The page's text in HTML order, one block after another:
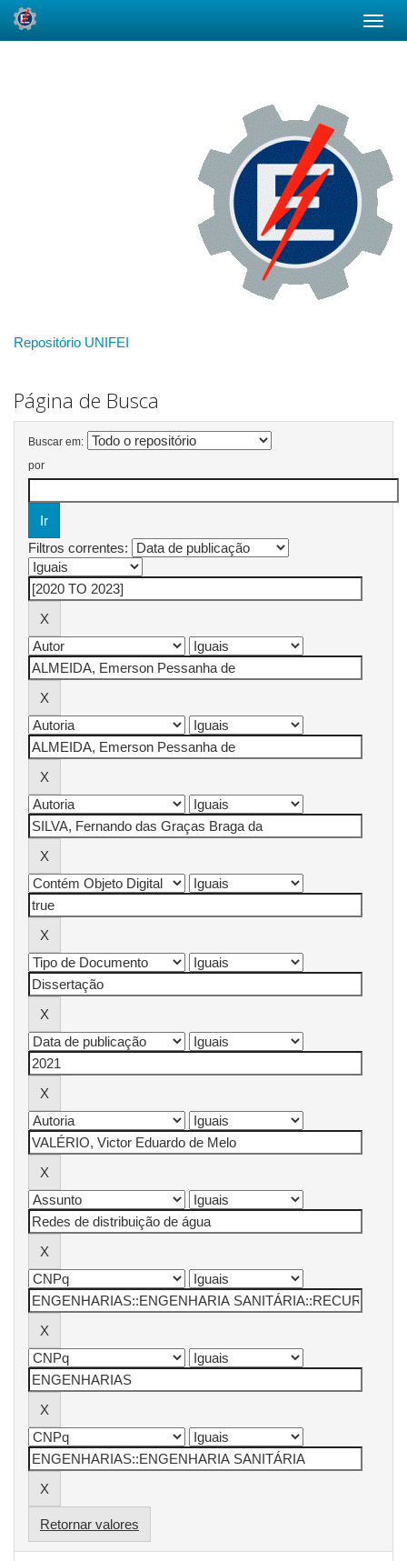
Repositório UNIFEI
Página de Busca
Buscar em:
por
Filtros correntes:
Retornar valores